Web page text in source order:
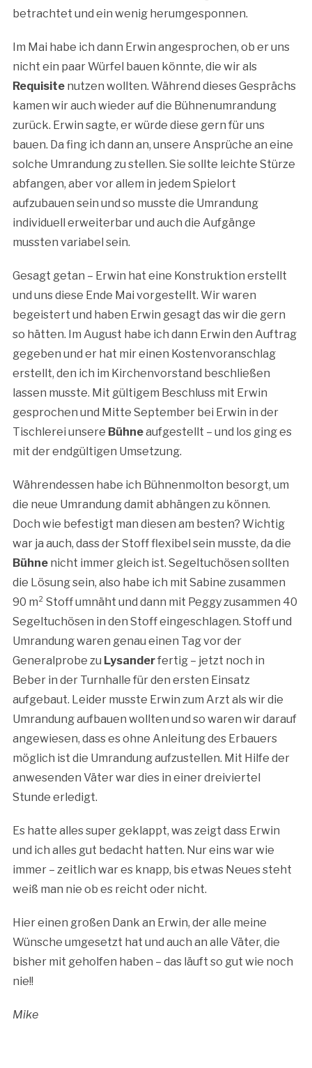
betrachtet und ein wenig herumgesponnen.
Im Mai habe ich dann Erwin angesprochen, ob er uns
nicht ein paar Würfel bauen könnte, die wir als
Requisitenutzen wollten. Während dieses Gesprächs
kamen wir auch wieder auf die Bühnenumrandung
zurück. Erwin sagte, er würde diese gern für uns
bauen. Da fing ich dann an, unsere Ansprüche an eine
solche Umrandung zu stellen. Sie sollte leichte Stürze
abfangen, aber vor allem in jedem Spielort
aufzubauen sein und so musste die Umrandung
individuell erweiterbar und auch die Aufgänge
mussten variabel sein.
Gesagt getan – Erwin hat eine Konstruktion erstellt
und uns diese Ende Mai vorgestellt. Wir waren
begeistert und haben Erwin gesagt das wir die gern
so hätten. Im August habe ich dann Erwin den Auftrag
gegeben und er hat mir einen Kostenvoranschlag
erstellt, den ich im Kirchenvorstand beschließen
lassen musste. Mit gültigem Beschluss mit Erwin
gesprochen und Mitte September bei Erwin in der
Tischlerei unsere Bühneaufgestellt – und los ging es
mit der endgültigen Umsetzung.
Währendessen habe ich Bühnenmolton besorgt, um
die neue Umrandung damit abhängen zu können.
Doch wie befestigt man diesen am besten? Wichtig
war ja auch, dass der Stoff flexibel sein musste, da die
Bühnenicht immer gleich ist. Segeltuchösen sollten
die Lösung sein, also habe ich mit Sabine zusammen
90 m² Stoff umnäht und dann mit Peggy zusammen 40
Segeltuchösen in den Stoff eingeschlagen. Stoff und
Umrandung waren genau einen Tag vor der
Generalprobe zu Lysanderfertig – jetzt noch in
Beber in der Turnhalle für den ersten Einsatz
aufgebaut. Leider musste Erwin zum Arzt als wir die
Umrandung aufbauen wollten und so waren wir darauf
angewiesen, dass es ohne Anleitung des Erbauers
möglich ist die Umrandung aufzustellen. Mit Hilfe der
anwesenden Väter war dies in einer dreiviertel
Stunde erledigt.
Es hatte alles super geklappt, was zeigt dass Erwin
und ich alles gut bedacht hatten. Nur eins war wie
immer – zeitlich war es knapp, bis etwas Neues steht
weiß man nie ob es reicht oder nicht.
Hier einen großen Dank an Erwin, der alle meine
Wünsche umgesetzt hat und auch an alle Väter, die
bisher mit geholfen haben – das läuft so gut wie noch
nie!!
Mike